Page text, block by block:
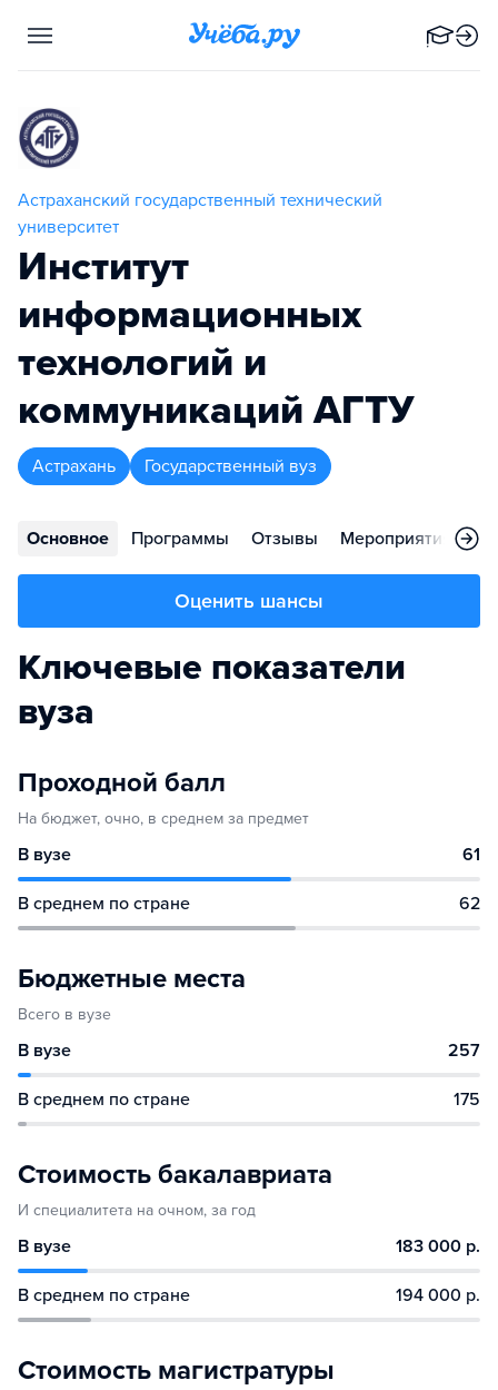
Астраханский государственный технический
университет
Институт
информационных
технологий и
коммуникаций АГТУ
Астрахань Государственный вуз
Основное Программы Отзывы Мероприятия
Оценить шансы
Ключевые показатели
вуза
Проходной балл
На бюджет, очно, в среднем за предмет
В вузе 61
В среднем по стране 62
Бюджетные места
Всего в вузе
В вузе 257
В среднем по стране 175
Стоимость бакалавриата
И специалитета на очном, за год
В вузе 183 000 р.
В среднем по стране 194 000 р.
Стоимость магистратуры